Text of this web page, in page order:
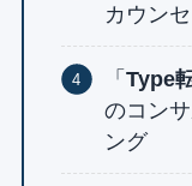
カウン
「Type
のコン
ング